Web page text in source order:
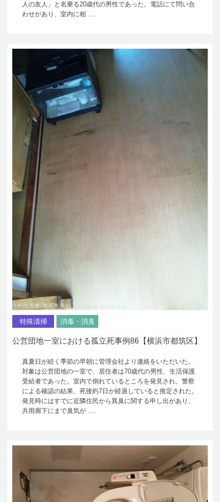
人の友人」と名乗る20歳代の男性であった。電話にて問い合
わせがあり、室内に相 ....
特殊清掃 消毒・消臭
公営団地一室における孤立死事例86【横浜市都筑区】
真夏日が続く季節の早朝に管理会社より連絡をいただいた。
対象は公営団地の一室で、居住者は70歳代の男性、生活保護
受給者であった。室内で倒れているところを発見され、警察
による確認の結果、死後約7日が経過していると推定された。
発見時にはすでに近隣住民から異臭に関する申し出があり、
共用廊下にまで臭気が ....